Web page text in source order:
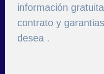
información
contrato y
desea .